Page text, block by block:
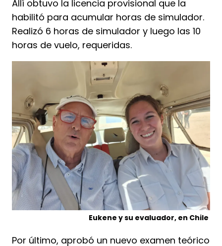
Allí obtuvo la licencia provisional que la
habilitó para acumular horas de simulador.
Realizó 6 horas de simulador y luego las 10
horas de vuelo, requeridas.
Eukene y su evaluador, en Chile
Por último, aprobó un nuevo examen teórico